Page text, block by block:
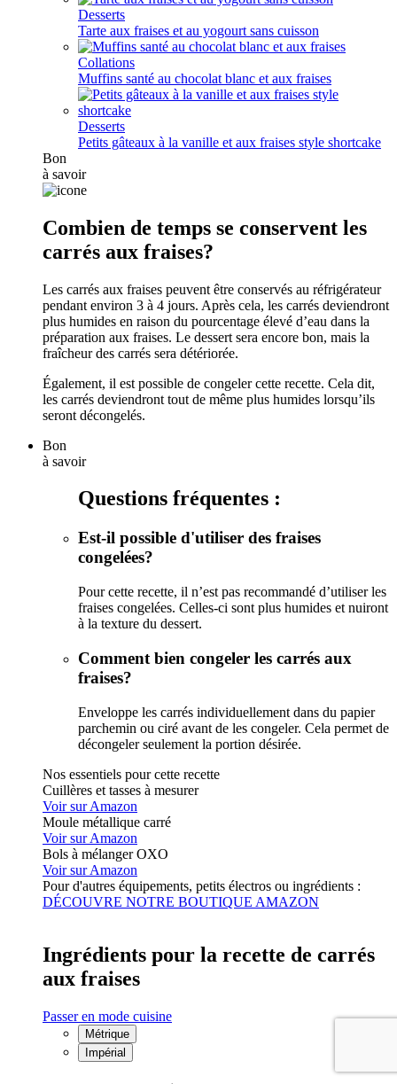
Desserts
Tarte aux fraises et au yogourt sans cuisson
Collations
Muffins santé au chocolat blanc et aux fraises
Desserts
Petits gâteaux à la vanille et aux fraises style shortcake
Bon
à savoir
Combien de temps se conservent les
carrés aux fraises?
Les carrés aux fraises peuvent être conservés au réfrigérateur
pendant environ 3 à 4 jours. Après cela, les carrés deviendront
plus humides en raison du pourcentage élevé d’eau dans la
préparation aux fraises. Le dessert sera encore bon, mais la
fraîcheur des carrés sera détériorée.
Également, il est possible de congeler cette recette. Cela dit,
les carrés deviendront tout de même plus humides lorsqu’ils
seront décongelés.
Bon
à savoir
Questions fréquentes :
Est-il possible d'utiliser des fraises
congelées?
Pour cette recette, il n’est pas recommandé d’utiliser les
fraises congelées. Celles-ci sont plus humides et nuiront
à la texture du dessert.
Comment bien congeler les carrés aux
fraises?
Enveloppe les carrés individuellement dans du papier
parchemin ou ciré avant de les congeler. Cela permet de
décongeler seulement la portion désirée.
Nos essentiels pour cette recette
Cuillères et tasses à mesurer
Voir sur Amazon
Moule métallique carré
Voir sur Amazon
Bols à mélanger OXO
Voir sur Amazon
Pour d'autres équipements, petits électros ou ingrédients :
DÉCOUVRE NOTRE BOUTIQUE AMAZON
Ingrédients pour la recette de carrés
aux fraises
Passer en mode cuisine
Métrique
Impérial